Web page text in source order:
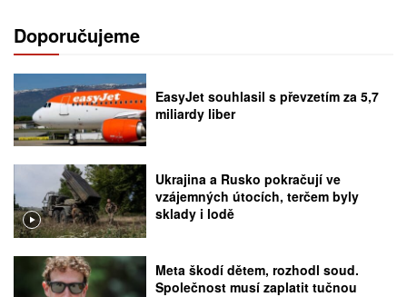
Doporučujeme
EasyJet souhlasil s převzetím za 5,7
miliardy liber
Ukrajina a Rusko pokračují ve
vzájemných útocích, terčem byly
sklady i lodě
Meta škodí dětem, rozhodl soud.
Společnost musí zaplatit tučnou